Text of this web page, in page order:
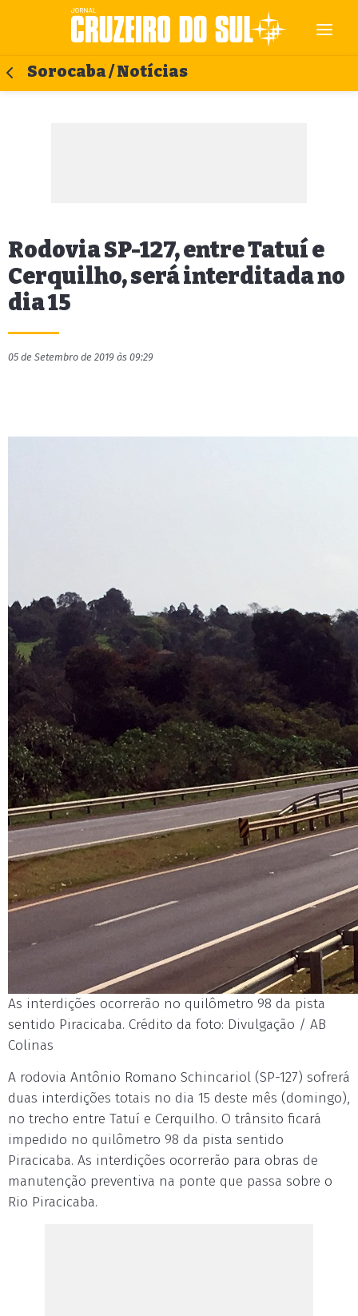
Sorocaba / Notícias
Rodovia SP-127, entre Tatuí e
Cerquilho, será interditada no
dia 15
05 de Setembro de 2019 às 09:29
As interdições ocorrerão no quilômetro 98 da pista
sentido Piracicaba. Crédito da foto: Divulgação / AB
Colinas
A rodovia Antônio Romano Schincariol (SP-127) sofrerá
duas interdições totais no dia 15 deste mês (domingo),
no trecho entre Tatuí e Cerquilho. O trânsito ficará
impedido no quilômetro 98 da pista sentido
Piracicaba. As interdições ocorrerão para obras de
manutenção preventiva na ponte que passa sobre o
Rio Piracicaba.